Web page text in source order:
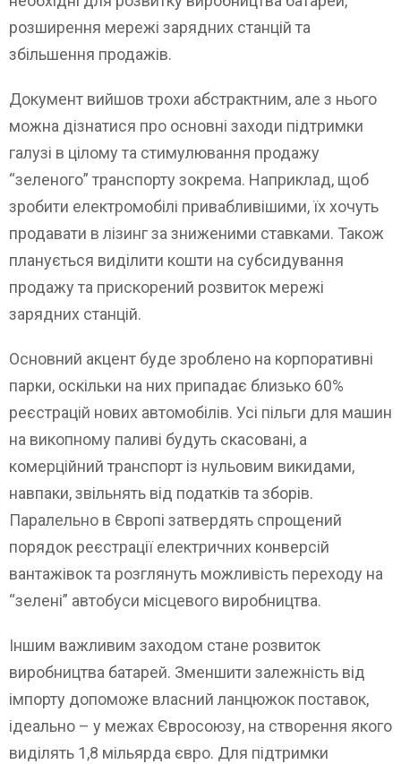
розширення мережі зарядних станцій та
збільшення продажів.
Документ вийшов трохи абстрактним, але з нього
можна дізнатися про основні заходи підтримки
галузі в цілому та стимулювання продажу
“зеленого” транспорту зокрема. Наприклад, щоб
зробити електромобілі привабливішими, їх хочуть
продавати в лізинг за зниженими ставками. Також
планується виділити кошти на субсидування
продажу та прискорений розвиток мережі
зарядних станцій.
Основний акцент буде зроблено на корпоративні
парки, оскільки на них припадає близько 60%
реєстрацій нових автомобілів. Усі пільги для машин
на викопному паливі будуть скасовані, а
комерційний транспорт із нульовим викидами,
навпаки, звільнять від податків та зборів.
Паралельно в Європі затвердять спрощений
порядок реєстрації електричних конверсій
вантажівок та розглянуть можливість переходу на
“зелені” автобуси місцевого виробництва.
Іншим важливим заходом стане розвиток
виробництва батарей. Зменшити залежність від
імпорту допоможе власний ланцюжок поставок,
ідеально – у межах Євросоюзу, на створення якого
виділять 1,8 мільярда євро. Для підтримки